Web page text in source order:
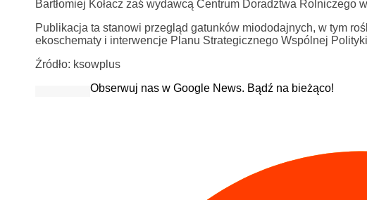
Bartłomiej Kołacz zaś wydawcą Centrum Doradztwa Rolniczego
Publikacja ta stanowi przegląd gatunków miododajnych, w tym
ekoschematy i interwencje Planu Strategicznego Wspólnej
Źródło: ksowplus
Obserwuj nas w Google News. Bądź na bieżąco!